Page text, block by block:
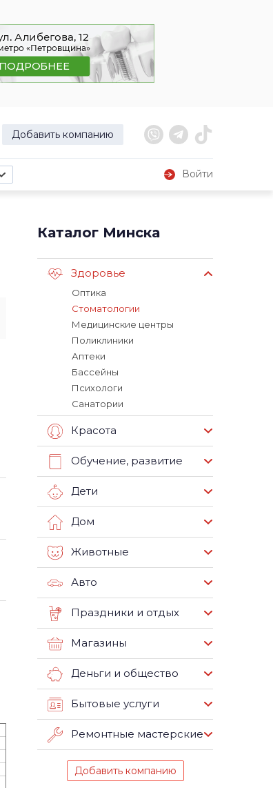
Добавить компанию
Войти
Каталог Минска
Здоровье
Оптика
Стоматологии
Медицинские центры
Поликлиники
Аптеки
Бассейны
Психологи
Санатории
Красота
Обучение, развитие
Дети
Дом
Животные
Авто
Праздники и отдых
Магазины
Деньги и общество
Бытовые услуги
Ремонтные мастерские
Добавить компанию